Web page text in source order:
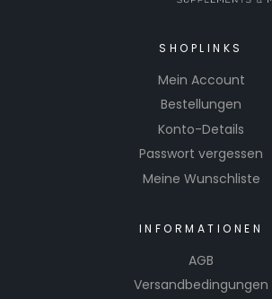
SHOPLINKS
Mein Account
Bestellungen
Konto-Details
Passwort vergessen
Meine Wunschliste
INFORMATIONEN
AGB
Versandbedingungen